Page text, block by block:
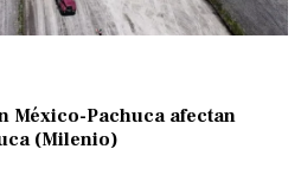
México-Pachuca afectan
(Milenio)